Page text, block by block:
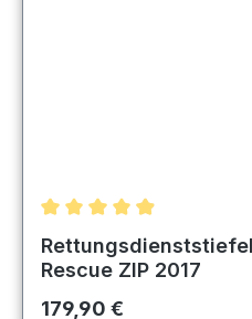
Durchschnittliche
Rescue ZIP 2017
Regulärer Preis:
179,90 €